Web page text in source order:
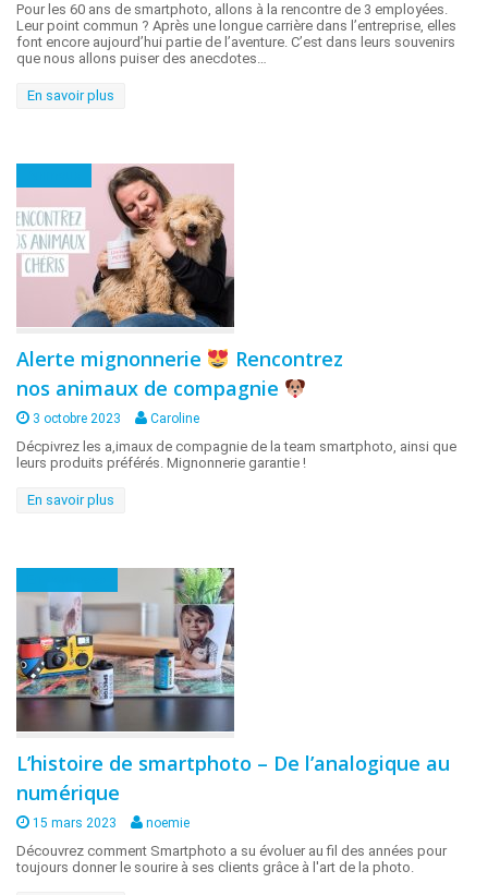
Pour les 60 ans de smartphoto, allons à la rencontre de 3 employées.
Leur point commun ? Après une longue carrière dans l’entreprise, elles
font encore aujourd’hui partie de l’aventure. C’est dans leurs souvenirs
que nous allons puiser des anecdotes…
En savoir plus
Alerte mignonnerie
Rencontrez
nos animaux de compagnie
3 octobre 2023 Caroline
Décpivrez les a,imaux de compagnie de la team smartphoto, ainsi que
leurs produits préférés. Mignonnerie garantie !
En savoir plus
L’histoire de smartphoto – De l’analogique au
numérique
15 mars 2023 noemie
Découvrez comment Smartphoto a su évoluer au fil des années pour
toujours donner le sourire à ses clients grâce à l'art de la photo.